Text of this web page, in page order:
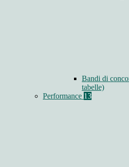
Bandi di
tabelle)
Performance 13